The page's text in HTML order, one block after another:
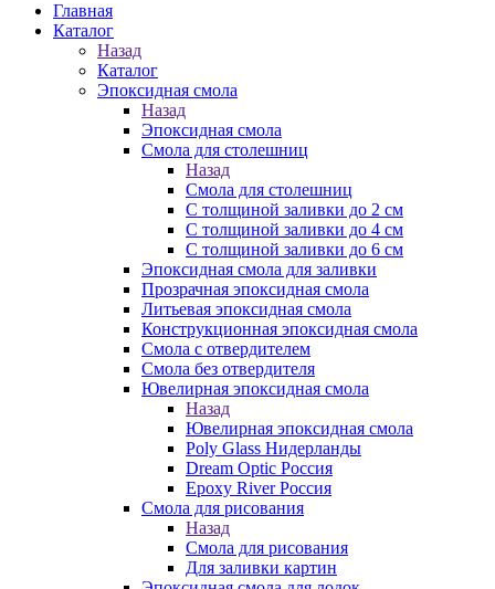
Главная
Каталог
Назад
Каталог
Эпоксидная смола
Назад
Эпоксидная смола
Смола для столешниц
Назад
Смола для столешниц
С толщиной заливки до 2 см
С толщиной заливки до 4 см
С толщиной заливки до 6 см
Эпоксидная смола для заливки
Прозрачная эпоксидная смола
Литьевая эпоксидная смола
Конструкционная эпоксидная смола
Смола с отвердителем
Смола без отвердителя
Ювелирная эпоксидная смола
Назад
Ювелирная эпоксидная смола
Poly Glass Нидерланды
Dream Optic Россия
Epoxy River Россия
Смола для рисования
Назад
Смола для рисования
Для заливки картин